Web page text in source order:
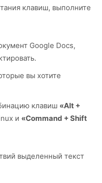
клавиш, выполните
Google Docs,
вы хотите
клавиш «Alt +
и «Command + Shift
выделенный текст